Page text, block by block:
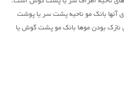
بانک مو ناحیه پشت سر یا پوشت
بودن موها بانک مو پشت گوش یا